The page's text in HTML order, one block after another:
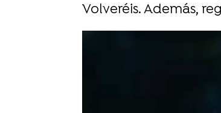
Volveréis. Además,
El reboot de El